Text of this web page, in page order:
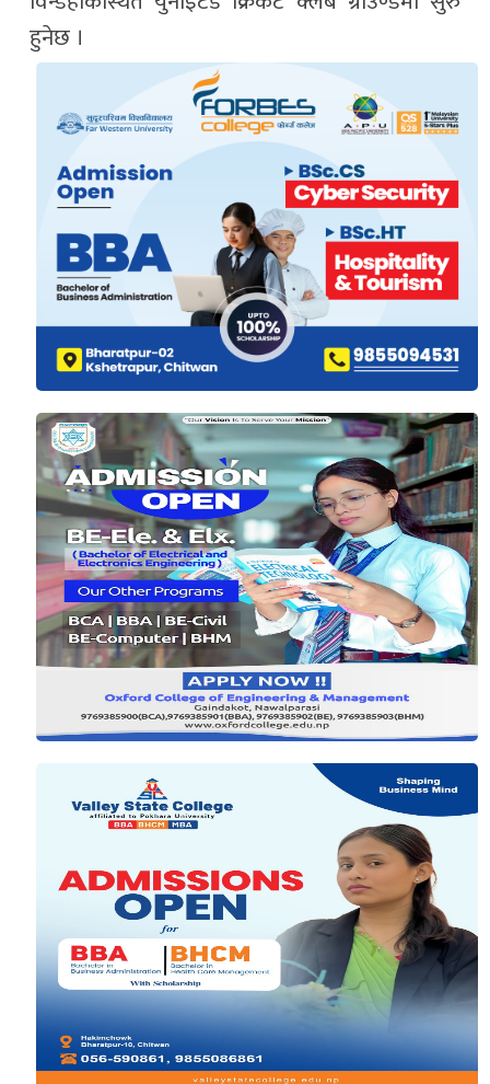
हुनेछ ।